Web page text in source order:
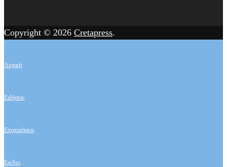
Copyright © 2026 Cretapress.
Αρχική
Ειδήσεις
Επιχειρήσεις
Εφ/δες